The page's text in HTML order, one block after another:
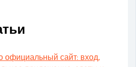
официальный сайт: вход,